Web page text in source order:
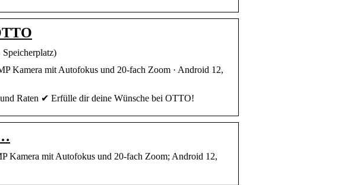
Kamera mit Autofokus und 20-fach Zoom · Android 12,
Raten ✔ Erfülle dir deine Wünsche bei OTTO!
Kamera mit Autofokus und 20-fach Zoom; Android 12,